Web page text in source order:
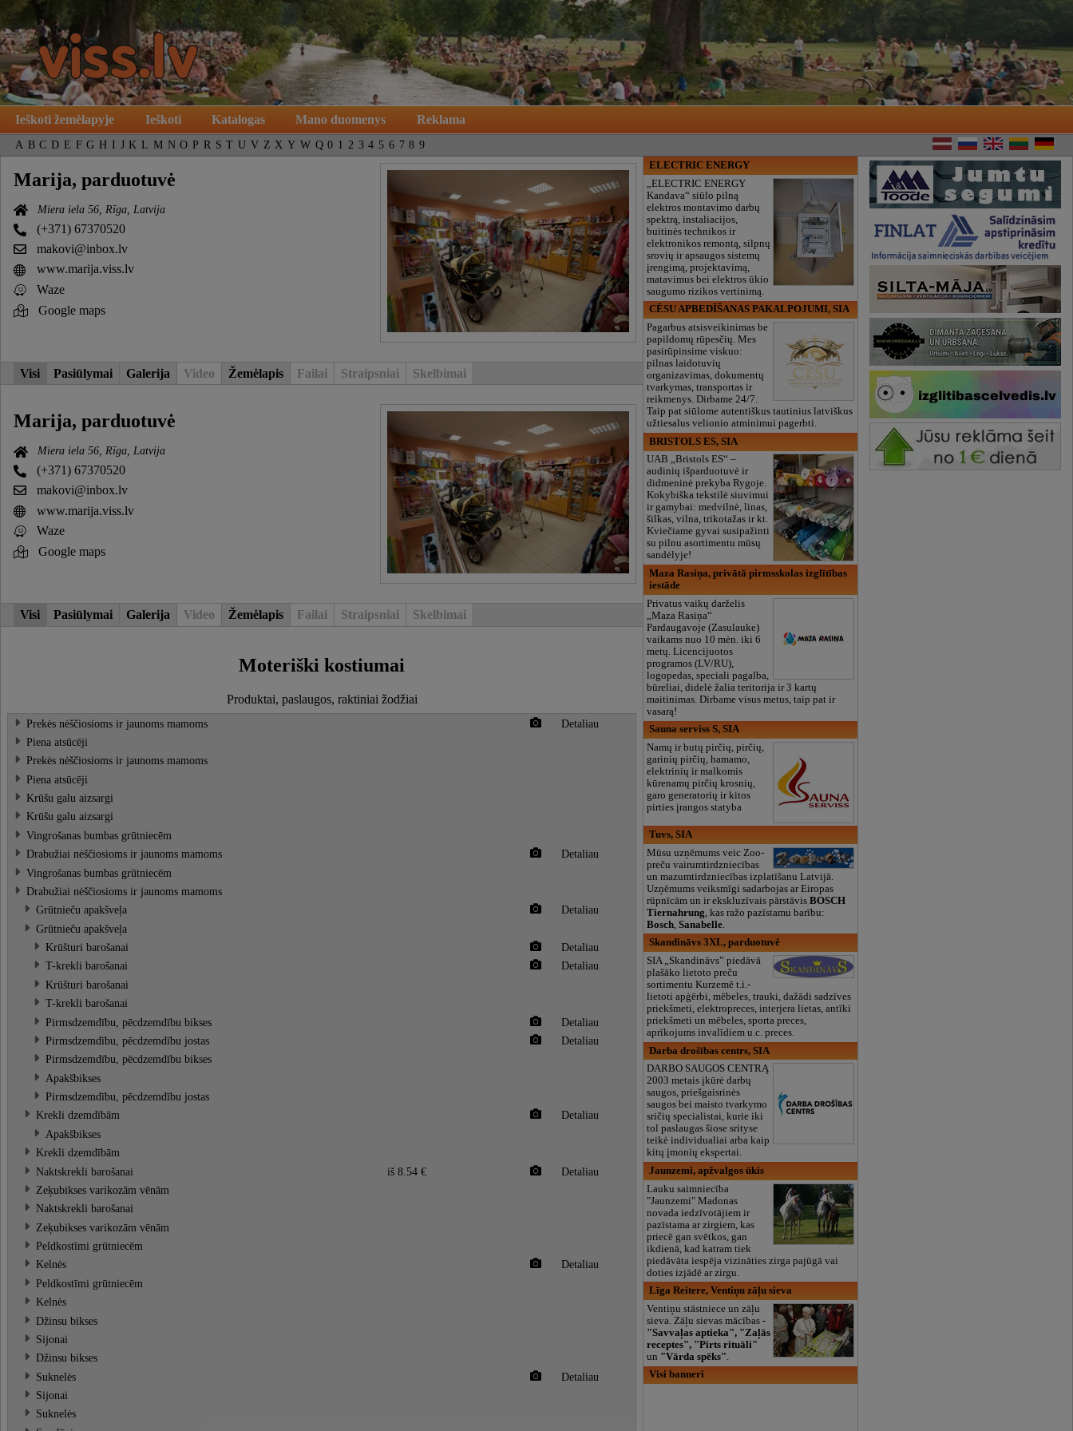
Ieškoti žemėlapyje Ieškoti Katalogas Mano duomenys Reklama
A B C D E F G H I J K L M N O P R S T U V Z X Y W Q 0 1 2 3 4 5 6 7 8 9
Marija, parduotuvė
Miera iela 56, Rīga, Latvija
(+371) 67370520
makovi@inbox.lv
www.marija.viss.lv
Waze
Google maps
Visi Pasiūlymai Galerija Video Žemėlapis Failai Straipsniai Skelbimai
Marija, parduotuvė
Miera iela 56, Rīga, Latvija
(+371) 67370520
makovi@inbox.lv
www.marija.viss.lv
Waze
Google maps
Visi Pasiūlymai Galerija Video Žemėlapis Failai Straipsniai Skelbimai
Moteriški kostiumai
Produktai, paslaugos, raktiniai žodžiai
Prekės nėščiosioms ir jaunoms mamoms
Detaliau
Piena atsūcēji
Prekės nėščiosioms ir jaunoms mamoms
Piena atsūcēji
Krūšu galu aizsargi
Krūšu galu aizsargi
Vingrošanas bumbas grūtniecēm
Drabužiai nėščiosioms ir jaunoms mamoms
Detaliau
Vingrošanas bumbas grūtniecēm
Drabužiai nėščiosioms ir jaunoms mamoms
Grūtnieču apakšveļa
Detaliau
Grūtnieču apakšveļa
Krūšturi barošanai
Detaliau
T-krekli barošanai
Detaliau
Krūšturi barošanai
T-krekli barošanai
Pirmsdzemdību, pēcdzemdību bikses
Detaliau
Pirmsdzemdību, pēcdzemdību jostas
Detaliau
Pirmsdzemdību, pēcdzemdību bikses
Apakšbikses
Pirmsdzemdību, pēcdzemdību jostas
Krekli dzemdībām
Detaliau
Apakšbikses
Krekli dzemdībām
Naktskrekli barošanai
iš 8.54 €
Detaliau
Zeķubikses varikozām vēnām
Naktskrekli barošanai
Zeķubikses varikozām vēnām
Peldkostīmi grūtniecēm
Kelnės
Detaliau
Peldkostīmi grūtniecēm
Kelnės
Džinsu bikses
Sijonai
Džinsu bikses
Suknelės
Detaliau
Sijonai
Suknelės
ELECTRIC ENERGY
„ELECTRIC ENERGY
Kandava“ siūlo pilną
elektros montavimo darbų
spektrą, instaliacijos,
buitinės technikos ir
elektronikos remontą, silpnų
srovių ir apsaugos sistemų
įrengimą, projektavimą,
matavimus bei elektros ūkio
saugumo rizikos vertinimą.
CĒSU APBEDĪŠANAS PAKALPOJUMI, SIA
Pagarbus atsisveikinimas be
papildomų rūpesčių. Mes
pasirūpinsime viskuo:
pilnas laidotuvių
organizavimas, dokumentų
tvarkymas, transportas ir
reikmenys. Dirbame 24/7.
Taip pat siūlome autentiškus tautinius latviškus
užtiesalus velionio atminimui pagerbti.
BRISTOLS ES, SIA
UAB „Bristols ES“ –
audinių išparduotuvė ir
didmeninė prekyba Rygoje.
Kokybiška tekstilė siuvimui
ir gamybai: medvilnė, linas,
šilkas, vilna, trikotažas ir kt.
Kviečiame gyvai susipažinti
su pilnu asortimentu mūsų
sandėlyje!
Maza Rasiņa, privātā pirmsskolas izglītības
iestāde
Privatus vaikų darželis
„Maza Rasiņa“
Pardaugavoje (Zasulauke)
vaikams nuo 10 mėn. iki 6
metų. Licencijuotos
programos (LV/RU),
logopedas, speciali pagalba,
būreliai, didelė žalia teritorija ir 3 kartų
maitinimas. Dirbame visus metus, taip pat ir
vasarą!
Sauna serviss S, SIA
Namų ir butų pirčių, pirčių,
garinių pirčių, hamamo,
elektrinių ir malkomis
kūrenamų pirčių krosnių,
garo generatorių ir kitos
pirties įrangos statyba
Tuvs, SIA
Mūsu uzņēmums veic Zoo-
preču vairumtirdzniecības
un mazumtirdzniecības izplatīšanu Latvijā.
Uzņēmums veiksmīgi sadarbojas ar Eiropas
rūpnīcām un ir ekskluzīvais pārstāvisBOSCH
Tiernahrung , kas ražo pazīstamu barību:
Bosch ,Sanabelle
Skandināvs 3XL, parduotuvė
SIA „Skandināvs” piedāvā
plašāko lietoto preču
sortimentu Kurzemē t.i.-
lietoti apģērbi, mēbeles, trauki, dažādi sadzīves
priekšmeti, elektropreces, interjera lietas, antīki
priekšmeti un mēbeles, sporta preces,
aprīkojums invalīdiem u.c. preces.
Darba drošības centrs, SIA
DARBO SAUGOS CENTRĄ
2003 metais įkūrė darbų
saugos, priešgaisrinės
saugos bei maisto tvarkymo
sričių specialistai, kurie iki
tol paslaugas šiose srityse
teikė individualiai arba kaip
kitų įmonių ekspertai.
Jaunzemi, apžvalgos ūkis
Lauku saimniecība
"Jaunzemi" Madonas
novada iedzīvotājiem ir
pazīstama ar zirgiem, kas
priecē gan svētkos, gan
ikdienā, kad katram tiek
piedāvāta iespēja vizināties zirga pajūgā vai
doties izjādē ar zirgu.
Līga Reitere, Ventiņu zāļu sieva
Ventiņu stāstniece un zāļu
sieva. Zāļu sievas mācības -
"Savvaļas aptieka", "Zaļās
receptes", "Pirts rituāli"
un "Vārda spēks".
Visi banneri